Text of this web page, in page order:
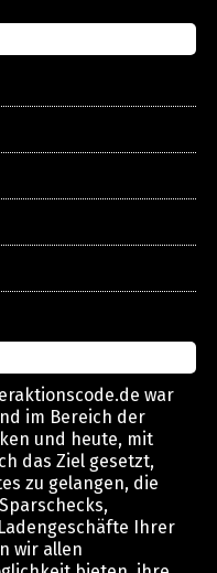
war
im Bereich der
und heute, mit
das Ziel gesetzt,
zu gelangen, die
Ihrer
wir allen